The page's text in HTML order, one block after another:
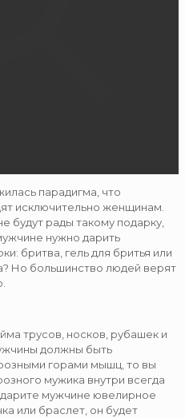
парадигма, что
исключительно женщинам.
будут рады такому подарку,
нужно дарить
бритва, гель для бритья или
Но большинство людей верят
трусов, носков, рубашек и
должны быть
горами мышц, то вы
мужика внутри всегда
мужчине ювелирное
или браслет, он будет